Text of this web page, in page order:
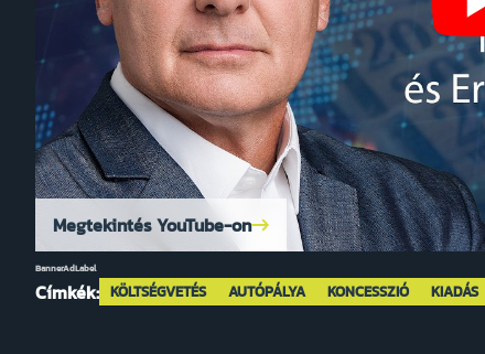
Megtekintés YouTube-on
BannerAdLabel
Címkék: KÖLTSÉGVETÉS AUTÓPÁLYA KONCESSZIÓ KIADÁS